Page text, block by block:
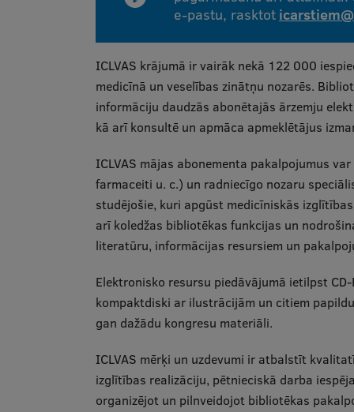
e-pastu, rasktot
ICLVAS krājumā ir vairāk nekā 122 000
medicīnā un veselības zinātņu nozarēs.
informāciju daudzās abonētajās ārzemju
kā arī konsultē un apmāca apmeklētājus
ICLVAS mājas abonementa pakalpojumus
farmaceiti u. c.) un radniecīgo nozaru
studējošie, kuri apgūst medicīniskās
arī koledžas bibliotēkas funkcijas un
literatūru, informācijas resursiem un
Elektronisko resursu piedāvājumā ietilpst
kompaktdiski ar ilustrācijām un citiem
gan dažādu kongresu materiāli.
ICLVAS mērķi un uzdevumi ir atbalstīt
izglītības realizāciju, pētnieciskā darba
organizējot un pilnveidojot bibliotēkas